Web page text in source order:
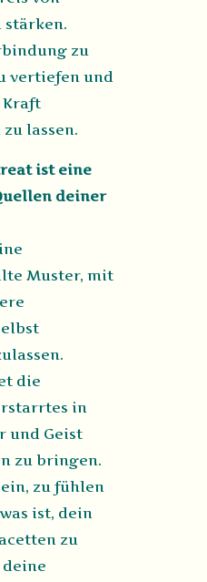
stärken.
zu
vertiefen und
lassen.
ist eine
deiner
Muster, mit
die
in
und Geist
zu bringen.
zu fühlen
ist, dein
zu